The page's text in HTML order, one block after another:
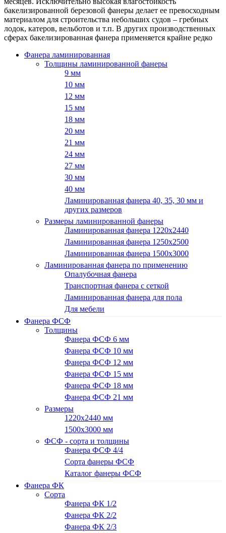
бакелизированной березовой фанеры делает ее превосходным
материалом для строительства небольших судов – гребных
лодок, катеров, вельботов и т.п. В других производственных
сферах бакелизированная фанера применяется крайне редко
Фанера ламинированная
Толщины ламинированной фанеры
9 мм
10 мм
12 мм
15 мм
18 мм
20 мм
21 мм
24 мм
27 мм
30 мм
40 мм
Ламинированная фанера 40, 35, 30 мм и
других размеров
Размеры ламинированной фанеры
Ламинированная фанера 1220x2440
Ламинированная фанера 1250х2500
Ламинированная фанера 1500x3000
Ламинированная фанера по применению
Опалубочная фанера
Транспортная фанера с сеткой
Ламинированная фанера для пола
Для мебели
Фанера ФСФ
Толщины
Фанера ФСФ 6 мм
Фанера ФСФ 10 мм
Фанера ФСФ 12 мм
Фанера ФСФ 15 мм
Фанера ФСФ 18 мм
Фанера ФСФ 21 мм
Размеры
1220х2440 мм
1500х3000 мм
ФСФ - сорта и толщины
Фанера ФСФ 4/4
Сорта фанеры ФСФ
Каталог фанеры ФСФ
Фанера ФК
Сорта
Фанера ФК 1/2
Фанера ФК 2/2
Фанера ФК 2/3